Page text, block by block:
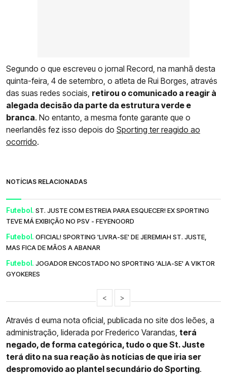
Segundo o que escreveu o jornal Record, na manhã desta
quinta-feira, 4 de setembro, o atleta de Rui Borges, através
das suas redes sociais, retirou o comunicado a reagir à
alegada decisão da parte da estrutura verde e
branca. No entanto, a mesma fonte garante que o
neerlandês fez isso depois do Sporting ter reagido ao
ocorrido.
NOTÍCIAS RELACIONADAS
Futebol. ST. JUSTE COM ESTREIA PARA ESQUECER! EX SPORTING
TEVE MÁ EXIBIÇÃO NO PSV - FEYENOORD
Futebol. OFICIAL! SPORTING 'LIVRA-SE' DE JEREMIAH ST. JUSTE,
MAS FICA DE MÃOS A ABANAR
Futebol. JOGADOR ENCOSTADO NO SPORTING 'ALIA-SE' A VIKTOR
GYOKERES
< >
Através d euma nota oficial, publicada no site dos leões, a
administração, liderada por Frederico Varandas, terá
negado, de forma categórica, tudo o que St. Juste
terá dito na sua reação às notícias de que iria ser
despromovido ao plantel secundário do Sporting.